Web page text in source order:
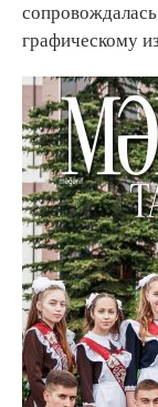
графическому